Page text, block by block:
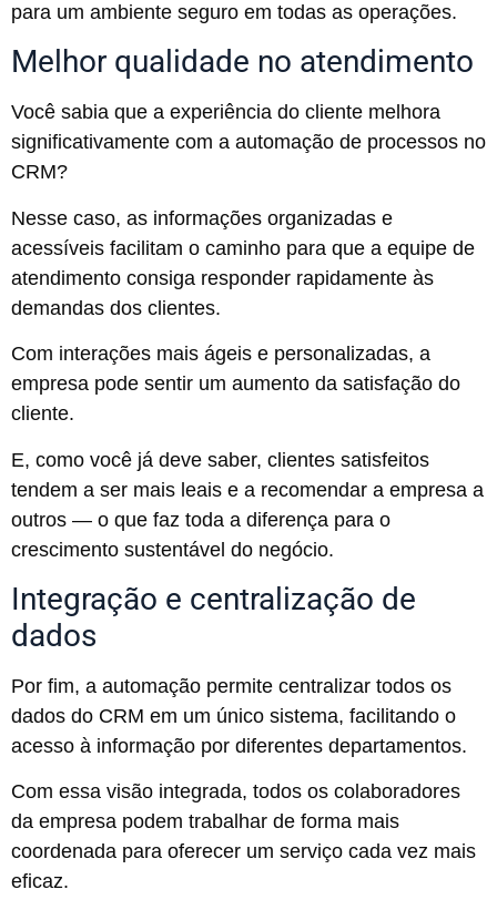
para um ambiente seguro em todas as operações.
Melhor qualidade no atendimento
Você sabia que a experiência do cliente melhora
significativamente com a automação de processos no
CRM?
Nesse caso, as informações organizadas e
acessíveis facilitam o caminho para que a equipe de
atendimento consiga responder rapidamente às
demandas dos clientes.
Com interações mais ágeis e personalizadas, a
empresa pode sentir um aumento da satisfação do
cliente.
E, como você já deve saber, clientes satisfeitos
tendem a ser mais leais e a recomendar a empresa a
outros — o que faz toda a diferença para o
crescimento sustentável do negócio.
Integração e centralização de
dados
Por fim, a automação permite centralizar todos os
dados do CRM em um único sistema, facilitando o
acesso à informação por diferentes departamentos.
Com essa visão integrada, todos os colaboradores
da empresa podem trabalhar de forma mais
coordenada para oferecer um serviço cada vez mais
eficaz.